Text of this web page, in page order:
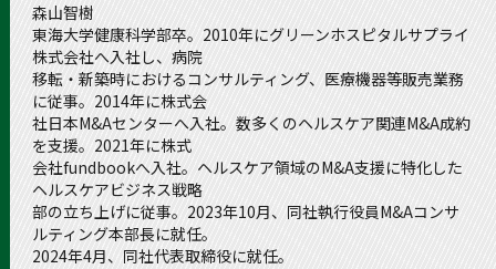
森山智樹
東海大学健康科学部卒。2010年にグリーンホスピタルサプライ
株式会社へ入社し、病院
移転・新築時におけるコンサルティング、医療機器等販売業務
に従事。2014年に株式会
社日本M&Aセンターへ入社。数多くのヘルスケア関連M&A成約
を支援。2021年に株式
会社fundbookへ入社。ヘルスケア領域のM&A支援に特化した
ヘルスケアビジネス戦略
部の立ち上げに従事。2023年10月、同社執行役員M&Aコンサ
ルティング本部長に就任。
2024年4月、同社代表取締役に就任。